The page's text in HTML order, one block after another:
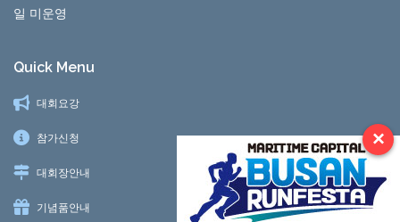
일 미운영
Quick Menu
대회요강
참가신청
대회장안내
기념품안내
×